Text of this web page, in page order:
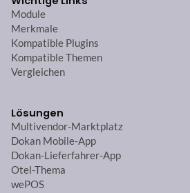
Module
Merkmale
Kompatible Plugins
Kompatible Themen
Vergleichen
Lösungen
Multivendor-Marktplatz
Dokan Mobile-App
Dokan-Lieferfahrer-App
Otel-Thema
wePOS